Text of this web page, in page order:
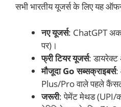
सभी भारतीय यूजर्स के लिए यह
नए यूजर्स: ChatGPT
पर)।
फ्री टियर यूजर्स:
मौजूदा Go सब्सक्राइबर्स:
Plus/Pro वाले पहले
जरूरी: पेमेंट मेथड (UPI/